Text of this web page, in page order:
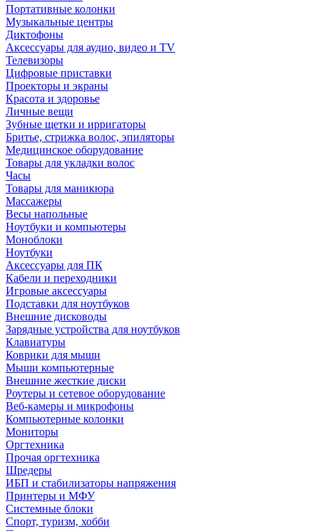
Портативные колонки
Музыкальные центры
Диктофоны
Аксессуары для аудио, видео и TV
Телевизоры
Цифровые приставки
Проекторы и экраны
Красота и здоровье
Личные вещи
Зубные щетки и ирригаторы
Бритье, стрижка волос, эпиляторы
Медицинское оборудование
Товары для укладки волос
Часы
Товары для маникюра
Массажеры
Весы напольные
Ноутбуки и компьютеры
Моноблоки
Ноутбуки
Аксессуары для ПК
Кабели и переходники
Игровые аксессуары
Подставки для ноутбуков
Внешние дисководы
Зарядные устройства для ноутбуков
Клавиатуры
Коврики для мыши
Мыши компьютерные
Внешние жесткие диски
Роутеры и сетевое оборудование
Веб-камеры и микрофоны
Компьютерные колонки
Мониторы
Оргтехника
Прочая оргтехника
Шредеры
ИБП и стабилизаторы напряжения
Принтеры и МФУ
Системные блоки
Спорт, туризм, хобби